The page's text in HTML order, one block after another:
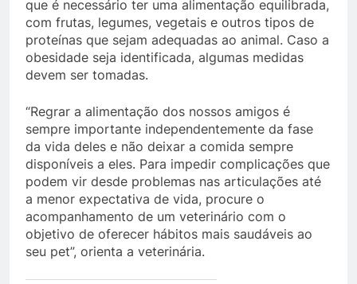
que é necessário ter uma alimentação equilibrada,
com frutas, legumes, vegetais e outros tipos de
proteínas que sejam adequadas ao animal. Caso a
obesidade seja identificada, algumas medidas
devem ser tomadas.
“Regrar a alimentação dos nossos amigos é
sempre importante independentemente da fase
da vida deles e não deixar a comida sempre
disponíveis a eles. Para impedir complicações que
podem vir desde problemas nas articulações até
a menor expectativa de vida, procure o
acompanhamento de um veterinário com o
objetivo de oferecer hábitos mais saudáveis ao
seu pet”, orienta a veterinária.